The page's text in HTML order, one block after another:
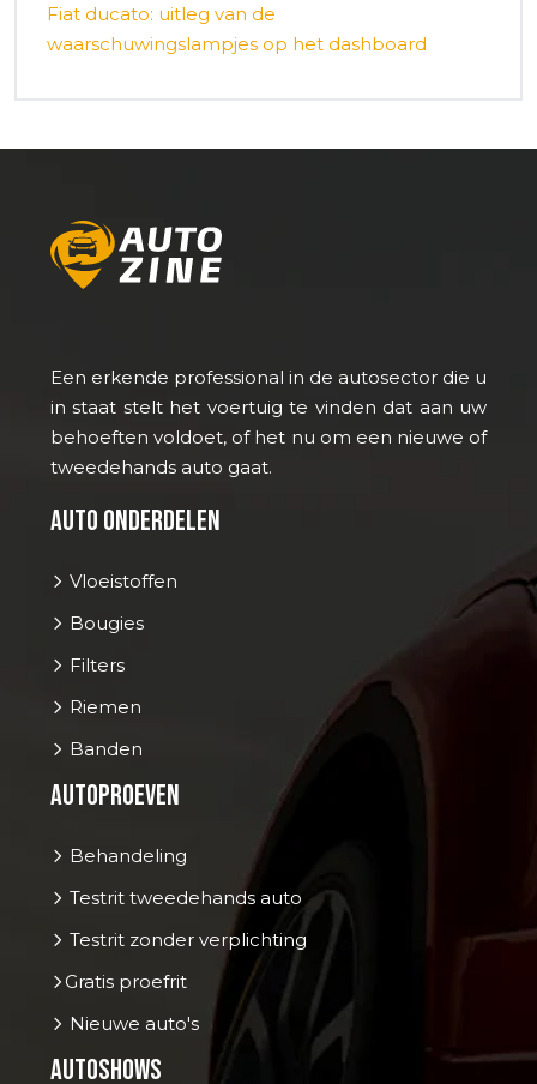
Fiat ducato: uitleg van de
waarschuwingslampjes op het dashboard
Een erkende professional in de autosector die u
in staat stelt het voertuig te vinden dat aan uw
behoeften voldoet, of het nu om een nieuwe of
tweedehands auto gaat.
Auto onderdelen
Vloeistoffen
Bougies
Filters
Riemen
Banden
Autoproeven
Behandeling
Testrit tweedehands auto
Testrit zonder verplichting
Gratis proefrit
Nieuwe auto's
Autoshows